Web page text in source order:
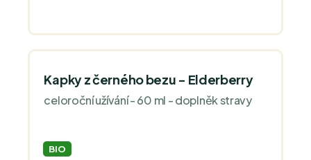
Kapky z černého bezu - Elderberry
celoroční užívání - 60 ml - doplněk stravy
BIO